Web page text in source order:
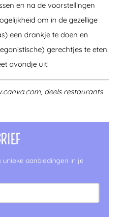
en na de voorstellingen
om in de gezellige
een drankje te doen en
gerechtjes te eten.
avondje uit!
deels restaurants
aanbiedingen in je